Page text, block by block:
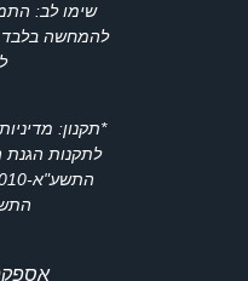
שימו לב:
להמחשה בלבד.
*תקנון:
לתקנות הגנת